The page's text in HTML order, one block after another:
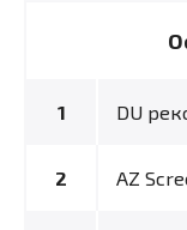
DU
AZ